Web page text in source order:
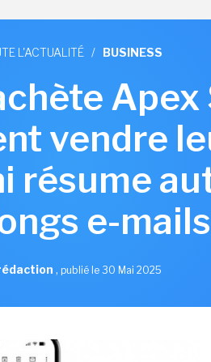
L'ACTUALITÉ / BUSINESS
vendre
résume
e-mails
, publié le 30 Mai 2025